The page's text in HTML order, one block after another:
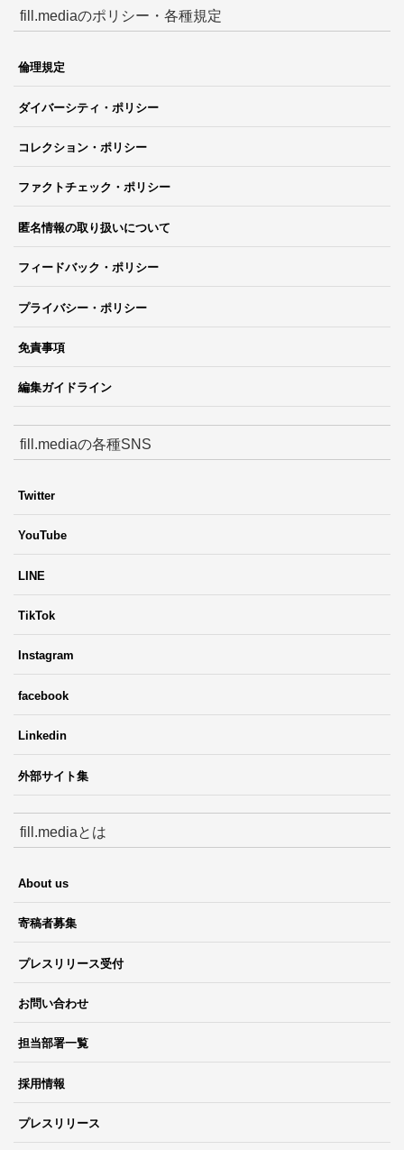
fill.mediaのポリシー・各種規定
倫理規定
ダイバーシティ・ポリシー
コレクション・ポリシー
ファクトチェック・ポリシー
匿名情報の取り扱いについて
フィードバック・ポリシー
プライバシー・ポリシー
免責事項
編集ガイドライン
fill.mediaの各種SNS
Twitter
YouTube
LINE
TikTok
Instagram
facebook
Linkedin
外部サイト集
fill.mediaとは
About us
寄稿者募集
プレスリリース受付
お問い合わせ
担当部署一覧
採用情報
プレスリリース